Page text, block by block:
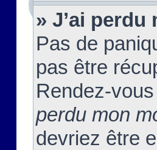
» J’ai
Pas de
pas être
Rendez-
perdu mon
devriez être